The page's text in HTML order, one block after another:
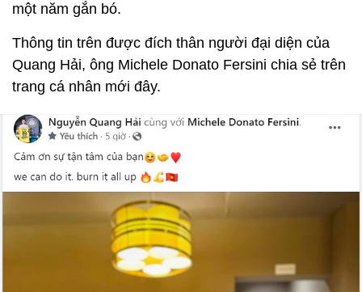
một năm gắn bó.
Thông tin trên được đích thân người đại diện của
Quang Hải, ông Michele Donato Fersini chia sẻ trên
trang cá nhân mới đây.